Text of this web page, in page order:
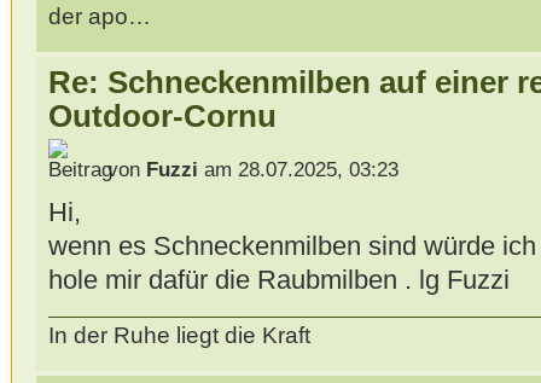
der apo…
Re: Schneckenmilben auf einer
Outdoor-Cornu
von Fuzzi am 28.07.2025, 03:23
Hi,
wenn es Schneckenmilben sind würde
hole mir dafür die Raubmilben . lg Fuzzi
In der Ruhe liegt die Kraft